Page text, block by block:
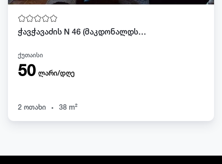
ჭავჭავაძის N 46 (მაკდონალდსიდან 50 მეტრში)
ქუთაისი
50 ლარი/დღე
2 ოთახი . 38 m²